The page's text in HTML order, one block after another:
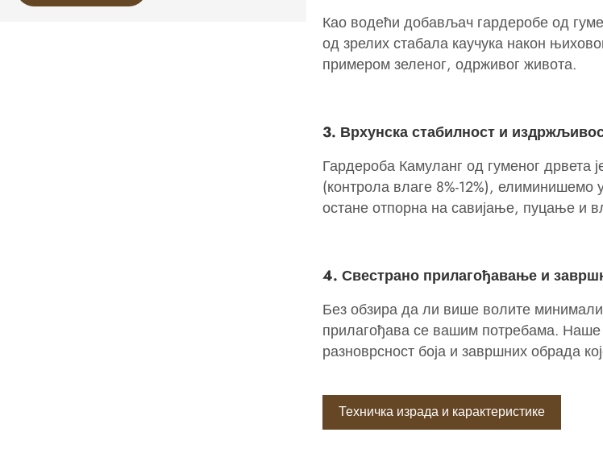
Као водећи добављач гардеробе од
од зрелих стабала каучука након
примером зеленог, одрживог живота.
3. Врхунска стабилност и
Гардероба Камуланг од гуменог дрвета
(контрола влаге 8%-12%), елиминишемо
остане отпорна на савијање, пуцање и
4. Свестрано прилагођавање и
Без обзира да ли више волите
прилагођава се вашим потребама.
разноврсност боја и завршних обрада
Техничка израда и карактеристике